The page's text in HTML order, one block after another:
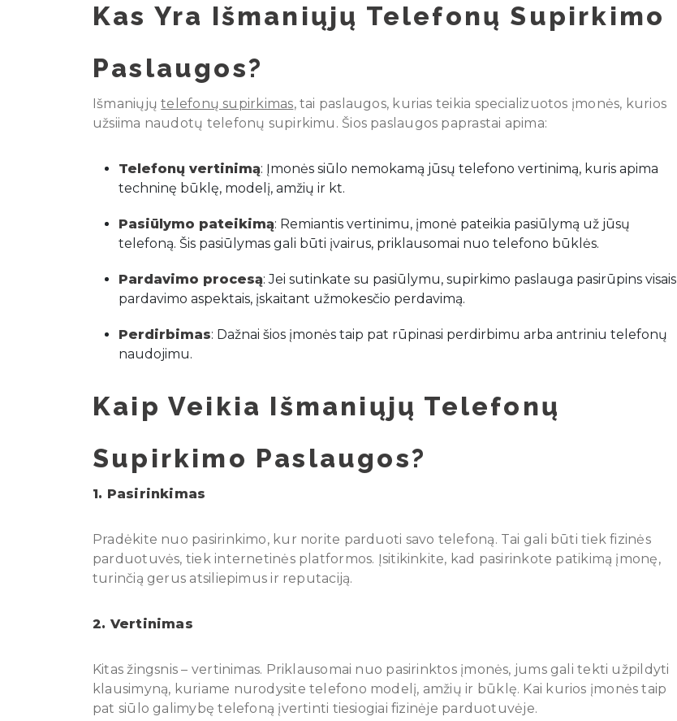
Kas Yra Išmaniųjų Telefonų Supirkimo
Paslaugos?
Išmaniųjųtelefonų supirkimas, tai paslaugos, kurias teikia specializuotos įmonės, kurios
užsiima naudotų telefonų supirkimu. Šios paslaugos paprastai apima:
Telefonų vertinimą: Įmonės siūlo nemokamą jūsų telefono vertinimą, kuris apima
techninę būklę, modelį, amžių ir kt.
Pasiūlymo pateikimą: Remiantis vertinimu, įmonė pateikia pasiūlymą už jūsų
telefoną. Šis pasiūlymas gali būti įvairus, priklausomai nuo telefono būklės.
Pardavimo procesą: Jei sutinkate su pasiūlymu, supirkimo paslauga pasirūpins visais
pardavimo aspektais, įskaitant užmokesčio perdavimą.
Perdirbimas: Dažnai šios įmonės taip pat rūpinasi perdirbimu arba antriniu telefonų
naudojimu.
Kaip Veikia Išmaniųjų Telefonų
Supirkimo Paslaugos?
1. Pasirinkimas
Pradėkite nuo pasirinkimo, kur norite parduoti savo telefoną. Tai gali būti tiek fizinės
parduotuvės, tiek internetinės platformos. Įsitikinkite, kad pasirinkote patikimą įmonę,
turinčią gerus atsiliepimus ir reputaciją.
2. Vertinimas
Kitas žingsnis – vertinimas. Priklausomai nuo pasirinktos įmonės, jums gali tekti užpildyti
klausimyną, kuriame nurodysite telefono modelį, amžių ir būklę. Kai kurios įmonės taip
pat siūlo galimybę telefoną įvertinti tiesiogiai fizinėje parduotuvėje.